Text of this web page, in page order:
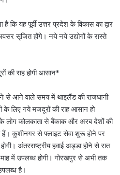
कि यह पूर्वी उत्तर प्रदेश के विकास का द्वार
सृजित होंगे। नये नये उद्योगों के रास्ते
की राह होगी आसान*
से आने वाले समय में थाइलैंड की राजधानी
के लिए गये मजदूरों की राह आसान हो
के लोग कोलकाता से बैंकाक और अरब देशों की
कुशीनगर से फ्लाइट सेवा शुरू होने पर
अंतरराष्ट्रीय हवाई अड्डा होने से रात
में उपलब्ध होगी। गोरखपुर से अभी तक
है।